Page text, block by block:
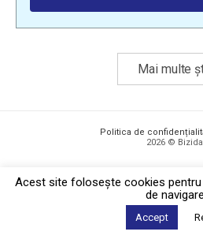
Mai multe
Politica de
2026 ©
Acest site foloseşte cookies
de
Accept